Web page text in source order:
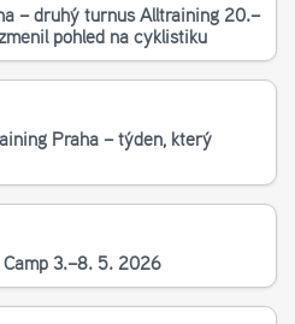
– druhý turnus Alltraining 20.–
pohled na cyklistiku
Praha – týden, který
3.–8. 5. 2026